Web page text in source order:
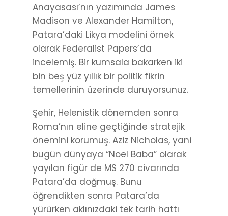
Anayasası’nın yazımında James
Madison ve Alexander Hamilton,
Patara’daki Likya modelini örnek
olarak Federalist Papers’da
incelemiş. Bir kumsala bakarken iki
bin beş yüz yıllık bir politik fikrin
temellerinin üzerinde duruyorsunuz.
Şehir, Helenistik dönemden sonra
Roma’nın eline geçtiğinde stratejik
önemini korumuş. Aziz Nicholas, yani
bugün dünyaya “Noel Baba” olarak
yayılan figür de MS 270 civarında
Patara’da doğmuş. Bunu
öğrendikten sonra Patara’da
yürürken aklınızdaki tek tarih hattı